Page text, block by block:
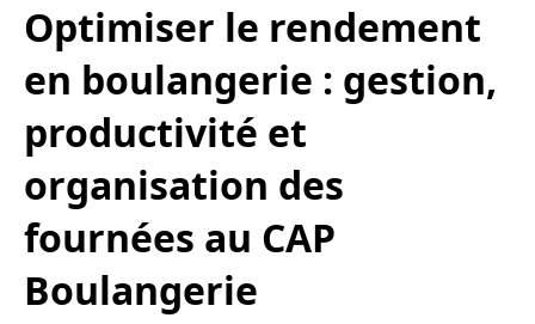
Optimiser le rendement
en boulangerie : gestion,
productivité et
organisation des
fournées au CAP
Boulangerie